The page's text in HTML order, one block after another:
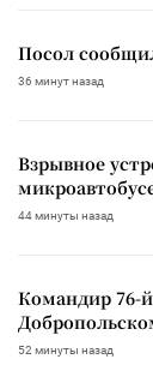
Посол
36 минут назад
Взрывное
44 минуты назад
Командир 76-
52 минуты назад